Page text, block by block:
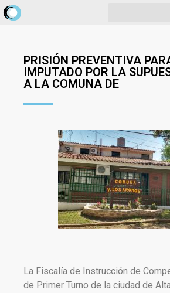
PRISIÓN PREVENTIVA
IMPUTADO POR LA
A LA COMUNA DE
La Fiscalía de Instrucción de
de Primer Turno de la ciudad de